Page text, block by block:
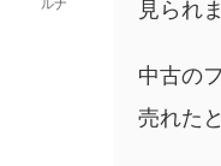
ルナ
見られ
中古の
売れた